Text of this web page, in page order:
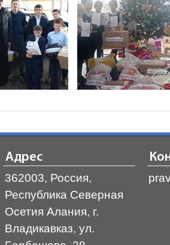
Адрес
362003, Россия,
Республика Северная
Осетия Алания, г.
Владикавказ, ул.